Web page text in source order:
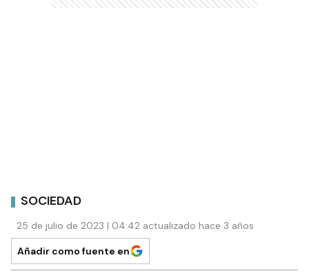
SOCIEDAD
25 de julio de 2023 | 04:42 actualizado hace 3 años
Añadir como fuente en